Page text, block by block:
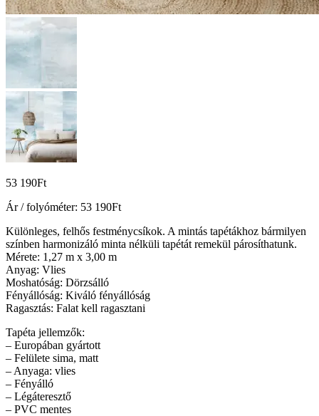
53 190Ft
Ár / folyóméter: 53 190Ft
Különleges, felhős festménycsíkok. A mintás tapétákhoz bármilyen
színben harmonizáló minta nélküli tapétát remekül párosíthatunk.
Mérete: 1,27 m x 3,00 m
Anyag: Vlies
Moshatóság: Dörzsálló
Fényállóság: Kiváló fényállóság
Ragasztás: Falat kell ragasztani
Tapéta jellemzők:
– Europában gyártott
– Felülete sima, matt
– Anyaga: vlies
– Fényálló
– Légáteresztő
– PVC mentes